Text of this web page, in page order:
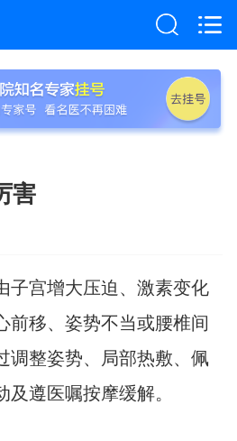
害
子宫增大压迫、激素变化
前移、姿势不当或腰椎间
调整姿势、局部热敷、佩
遵医嘱按摩缓解。